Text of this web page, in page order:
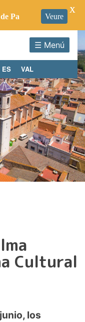
☰ Menú
ES VAL
Cultural
los
Pa Veure
X